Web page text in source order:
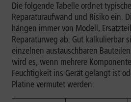
Die folgende Tabelle ordnet
Reparaturaufwand und Risiko ein.
hängen immer von Modell,
Reparaturweg ab. Gut kalkulierbar
einzelnen austauschbaren
wird es, wenn mehrere
Feuchtigkeit ins Gerät gelangt ist
Platine vermutet werden.